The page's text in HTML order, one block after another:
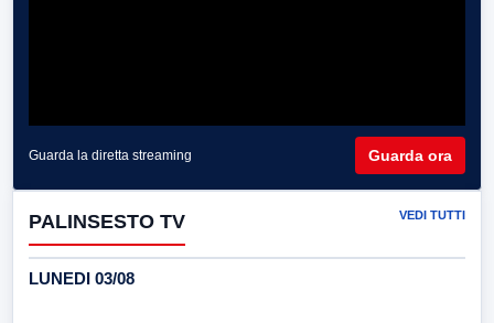
Guarda la diretta streaming Guarda ora
PALINSESTO TV VEDI TUTTI
LUNEDI 03/08